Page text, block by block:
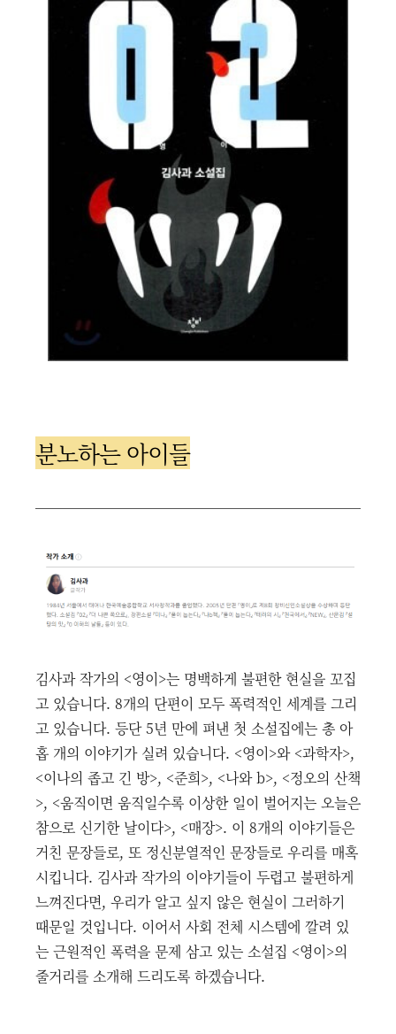
분노하는 아이들
김사과 작가의 <영이>는 명백하게 불편한 현실을 꼬집
고 있습니다. 8개의 단편이 모두 폭력적인 세계를 그리
고 있습니다. 등단 5년 만에 펴낸 첫 소설집에는 총 아
홉 개의 이야기가 실려 있습니다. <영이>와 <과학자>,
<이나의 좁고 긴 방>, <준희>, <나와 b>, <정오의 산책
>, <움직이면 움직일수록 이상한 일이 벌어지는 오늘은
참으로 신기한 날이다>, <매장>. 이 8개의 이야기들은
거친 문장들로, 또 정신분열적인 문장들로 우리를 매혹
시킵니다. 김사과 작가의 이야기들이 두렵고 불편하게
느껴진다면, 우리가 알고 싶지 않은 현실이 그러하기
때문일 것입니다. 이어서 사회 전체 시스템에 깔려 있
는 근원적인 폭력을 문제 삼고 있는 소설집 <영이>의
줄거리를 소개해 드리도록 하겠습니다.